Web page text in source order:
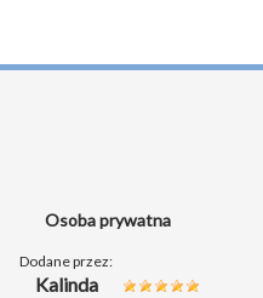
Osoba prywatna
Dodane przez:
Kalinda